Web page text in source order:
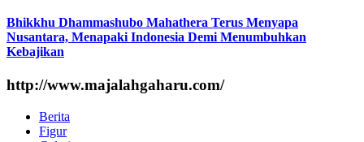
Bhikkhu Dhammashubo Mahathera Terus Menyapa
Nusantara, Menapaki Indonesia Demi Menumbuhkan
Kebajikan
http://www.majalahgaharu.com/
Berita
Figur